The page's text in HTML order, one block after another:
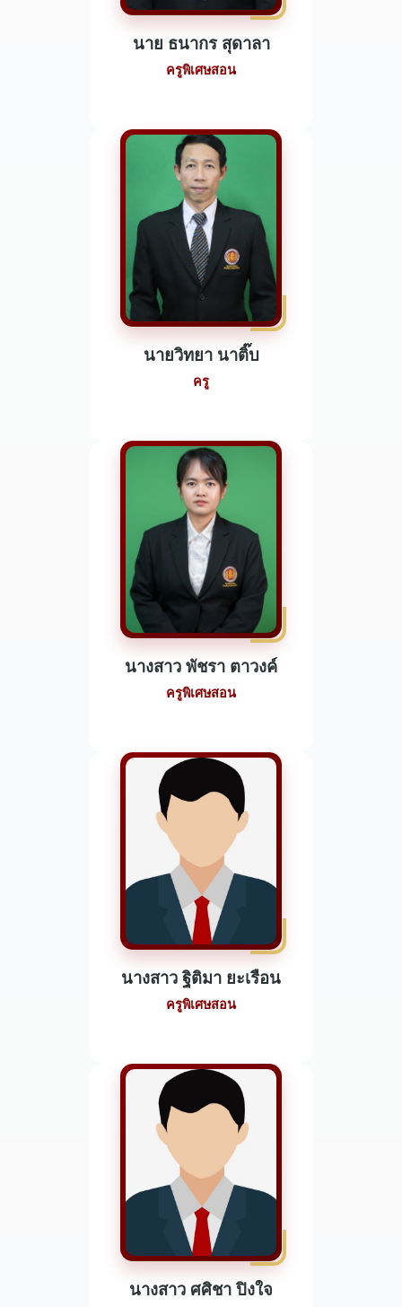
นาย ธนากร สุดาลา
ครูพิเศษสอน
นายวิทยา นาติ๊บ
ครู
นางสาว พัชรา ตาวงค์
ครูพิเศษสอน
นางสาว ฐิติมา ยะเรือน
ครูพิเศษสอน
นางสาว ศศิชา ปิงใจ